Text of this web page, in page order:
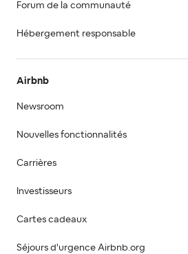
Forum de la communauté
Hébergement responsable
Airbnb
Newsroom
Nouvelles fonctionnalités
Carrières
Investisseurs
Cartes cadeaux
Séjours d'urgence Airbnb.org